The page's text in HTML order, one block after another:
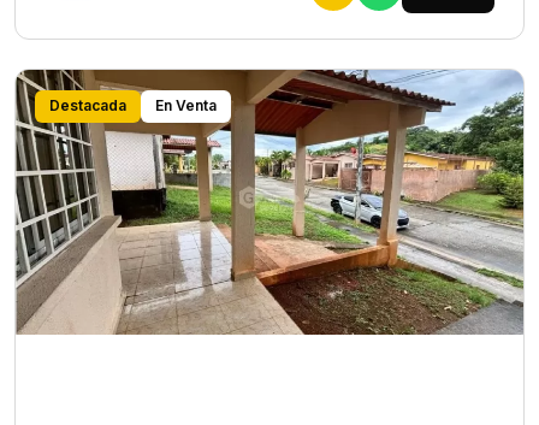
Destacada En Venta